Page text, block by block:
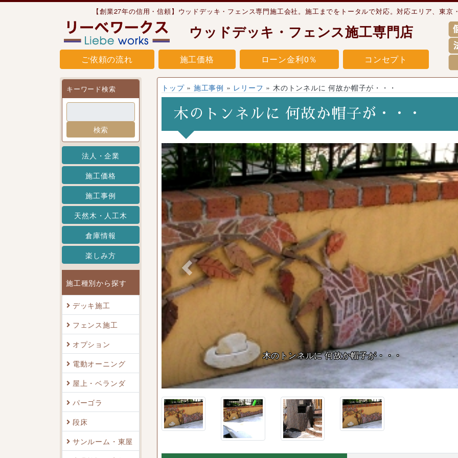
【創業27年の信用・信頼】ウッドデッキ・フェンス専門施工会社。施工までをトータルで対応。対応エリア、東
ウッドデッキ・フェンス施工専門店
ご依頼の流れ 施工価格 ローン金利0％ コンセプト
キーワード検索
検索
法人・企業
施工価格
施工事例
天然木・人工木
倉庫情報
楽しみ方
施工種別から探す
デッキ施工
フェンス施工
オプション
電動オーニング
屋上・ベランダ
パーゴラ
段床
サンルーム・東屋
トップ» 施工事例 » レリーフ » 木のトンネルに 何故か帽子が・・・
木のトンネルに 何故か帽子が・・・
帽子が・・・
Previous